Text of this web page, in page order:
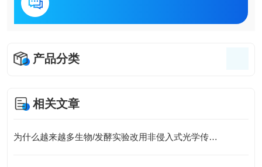
产品分类
相关文章
为什么越来越多生物/发酵实验改用非侵入式光学传感？